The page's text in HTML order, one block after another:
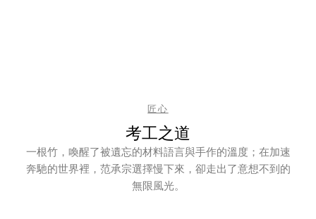
匠心
考工之道
一根竹，喚醒了被遺忘的材料語言與手作的溫度；在加速
奔馳的世界裡，范承宗選擇慢下來，卻走出了意想不到的
無限風光。